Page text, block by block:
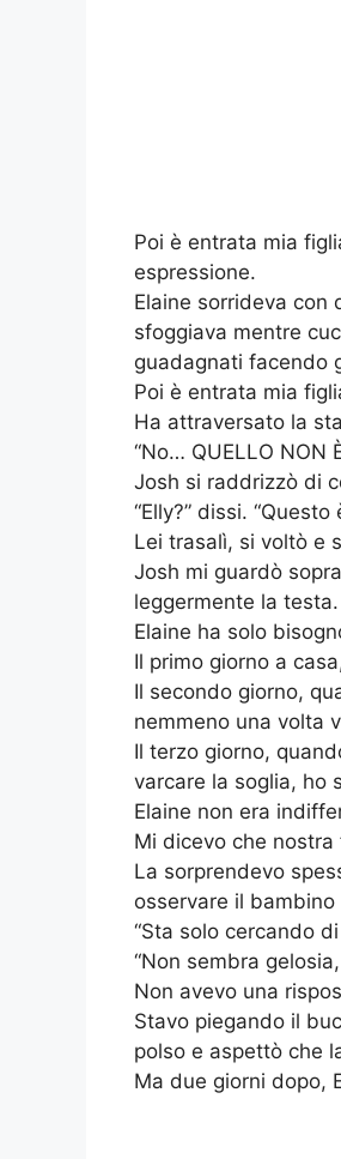
Poi è entrata mia
espressione.
Elaine sorrideva con
sfoggiava mentre
guadagnati facendo
Poi è entrata mia
Ha attraversato la
“No… QUELLO NON
Josh si raddrizzò di
“Elly?” dissi.
Lei trasalì, si voltò e
Josh mi guardò
leggermente la
Elaine ha solo
Il primo giorno a
Il secondo giorno,
nemmeno una volta
Il terzo giorno,
varcare la soglia, ho
Elaine non era
Mi dicevo che
La sorprendevo
osservare il bambino
“Sta solo cercando
“Non sembra
Non avevo una
Stavo piegando il
polso e aspettò che
Ma due giorni dopo,